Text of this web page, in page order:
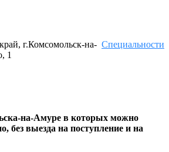
Специальности
г.Комсомольск-на-
1
на-Амуре в которых можно
без выезда на поступление и на